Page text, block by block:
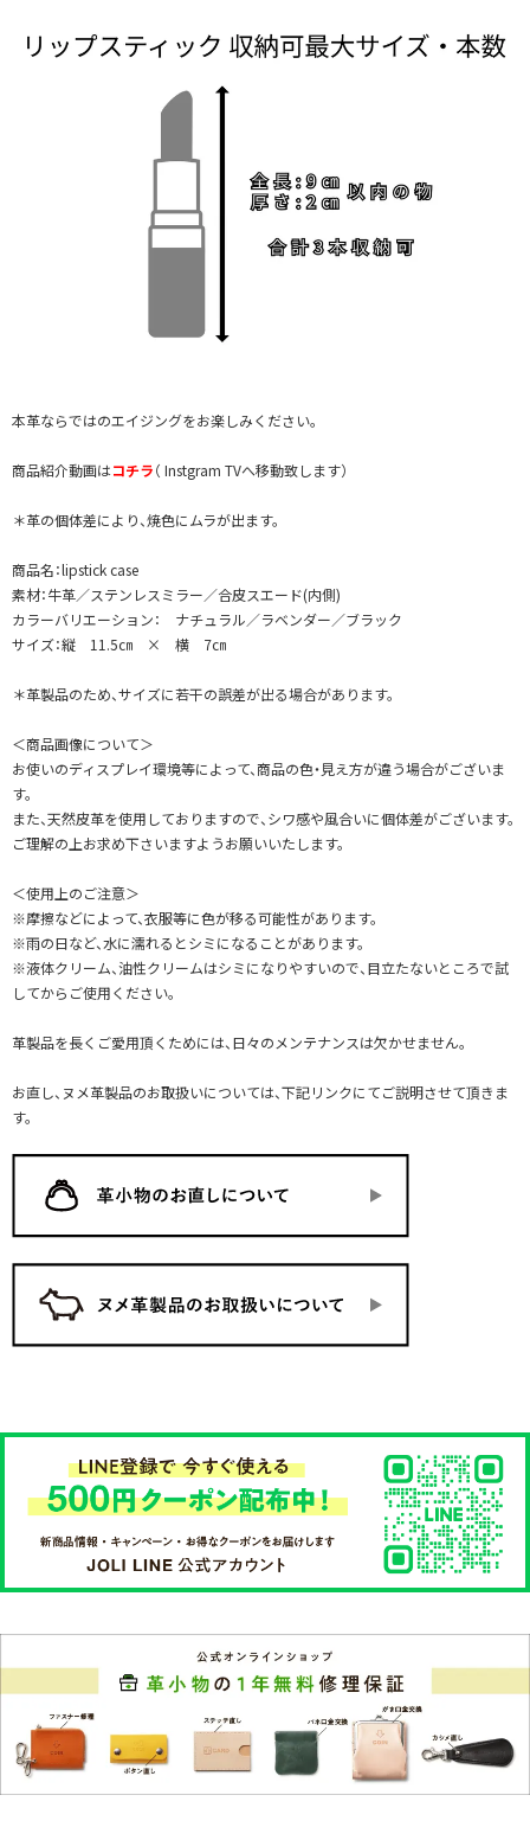
本革ならではのエイジングをお楽しみください。
商品紹介動画はコチラ（ Instgram TVへ移動致します）
＊革の個体差により、焼色にムラが出ます。
商品名：lipstick case
素材：牛革／ステンレスミラー／合皮スエード(内側)
カラーバリエーション： ナチュラル／ラベンダー／ブラック
サイズ：縦 11.5㎝ × 横 7㎝
＊革製品のため、サイズに若干の誤差が出る場合があります。
＜商品画像について＞
お使いのディスプレイ環境等によって、商品の色・見え方が違う場合がございま
す。
また、天然皮革を使用しておりますので、シワ感や風合いに個体差がございます。
ご理解の上お求め下さいますようお願いいたします。
＜使用上のご注意＞
※摩擦などによって、衣服等に色が移る可能性があります。
※雨の日など、水に濡れるとシミになることがあります。
※液体クリーム、油性クリームはシミになりやすいので、目立たないところで試
してからご使用ください。
革製品を長くご愛用頂くためには、日々のメンテナンスは欠かせません。
お直し、ヌメ革製品のお取扱いについては、下記リンクにてご説明させて頂きま
す。